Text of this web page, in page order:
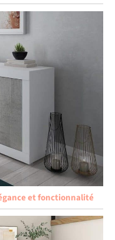
et fonctionnalité